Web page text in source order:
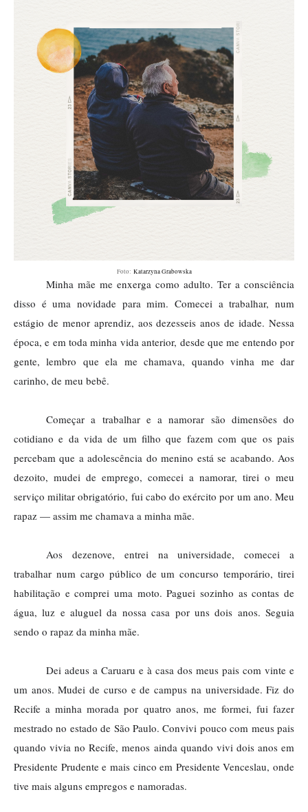
Foto: Katarzyna Grabowska
Minha mãe me enxerga como adulto. Ter a consciência
disso é uma novidade para mim. Comecei a trabalhar, num
estágio de menor aprendiz, aos dezesseis anos de idade. Nessa
época, e em toda minha vida anterior, desde que me entendo por
gente, lembro que ela me chamava, quando vinha me dar
carinho, de meu bebê.
Começar a trabalhar e a namorar são dimensões do
cotidiano e da vida de um filho que fazem com que os pais
percebam que a adolescência do menino está se acabando. Aos
dezoito, mudei de emprego, comecei a namorar, tirei o meu
serviço militar obrigatório, fui cabo do exército por um ano. Meu
rapaz — assim me chamava a minha mãe.
Aos dezenove, entrei na universidade, comecei a
trabalhar num cargo público de um concurso temporário, tirei
habilitação e comprei uma moto. Paguei sozinho as contas de
água, luz e aluguel da nossa casa por uns dois anos. Seguia
sendo o rapaz da minha mãe.
Dei adeus a Caruaru e à casa dos meus pais com vinte e
um anos. Mudei de curso e de campus na universidade. Fiz do
Recife a minha morada por quatro anos, me formei, fui fazer
mestrado no estado de São Paulo. Convivi pouco com meus pais
quando vivia no Recife, menos ainda quando vivi dois anos em
Presidente Prudente e mais cinco em Presidente Venceslau, onde
tive mais alguns empregos e namoradas.